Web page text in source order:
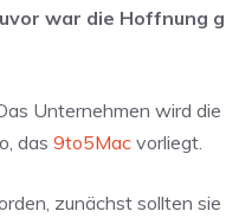
war die Hoffnung
Unternehmen wird
das 9to5Mac vorliegt.
zunächst sollten